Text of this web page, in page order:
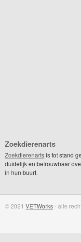
Zoekdierenarts
Zoekdierenartsis tot stand
duidelijk en betrouwbaar
in hun buurt.
© 2021 VETWorks- alle